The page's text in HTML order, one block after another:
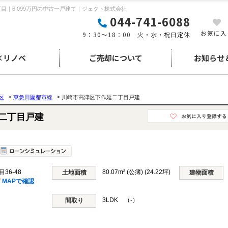
｜6,099万円の中古一戸建て｜ジェクト株式会社
044-741-6088
9：30～18：00 火・水・祝日定休 お気に
ノベ ご売却について お知らせ
> 東急田園都市線 > 川崎市高津区下作延二丁目戸建
丁目戸建
36-48
MAPで確認
土地面積 80.07m² (公簿) (24.22坪) 建物面積
間取り 3LDK （-）